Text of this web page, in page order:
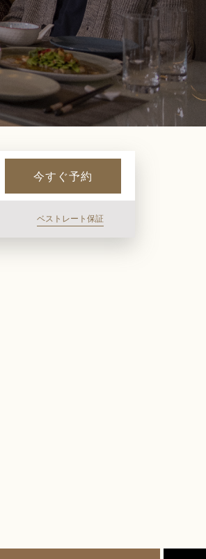
今すぐ予約
ベストレート保証